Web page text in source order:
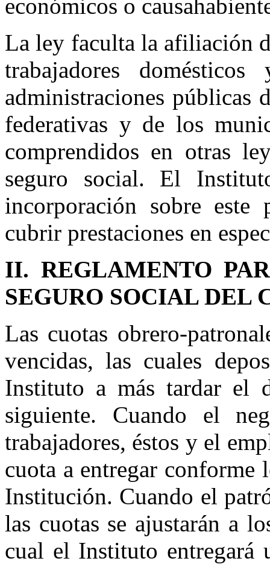
económicos o
La ley faculta la afiliación
trabajadores
administraciones públicas
federativas y de los
comprendidos en otras
seguro social. El
incorporación sobre
cubrir prestaciones en
II. REGLAMENTO
SEGURO SOCIAL DEL
Las cuotas obrero-
vencidas, las cuales
Instituto a más tardar el
siguiente. Cuando el
trabajadores, éstos y el
cuota a entregar
Institución. Cuando el
las cuotas se ajustarán a
cual el Instituto entregará